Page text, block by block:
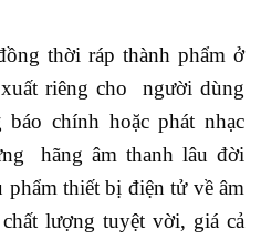
thời ráp thành phẩm ở
riêng cho người dùng
chính hoặc phát nhạc
hãng âm thanh lâu đời
phẩm thiết bị điện tử về âm
lượng tuyệt vời, giá cả